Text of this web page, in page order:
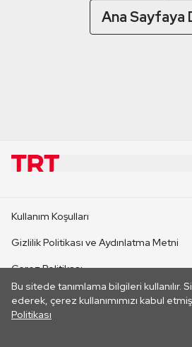
Ana Sayfaya
Bu sitede tanımlama bilgileri
ederek, çerez kullanımımızı kabul
Politikası
CANLI YAYINLAR
Kullanım Koşulları
Gizlilik Politikası ve Aydınlatma Metni
Çerez Politikası
İletişim
Her hakkı saklıdır. ©2026 TRT.